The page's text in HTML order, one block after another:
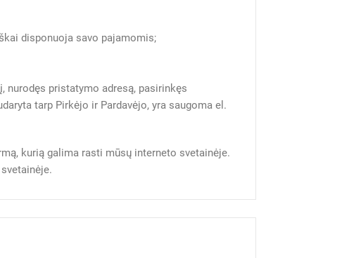
disponuoja savo pajamomis;
nurodęs pristatymo adresą, pasirinkęs
tarp Pirkėjo ir Pardavėjo, yra saugoma el.
kurią galima rasti mūsų interneto svetainėje.